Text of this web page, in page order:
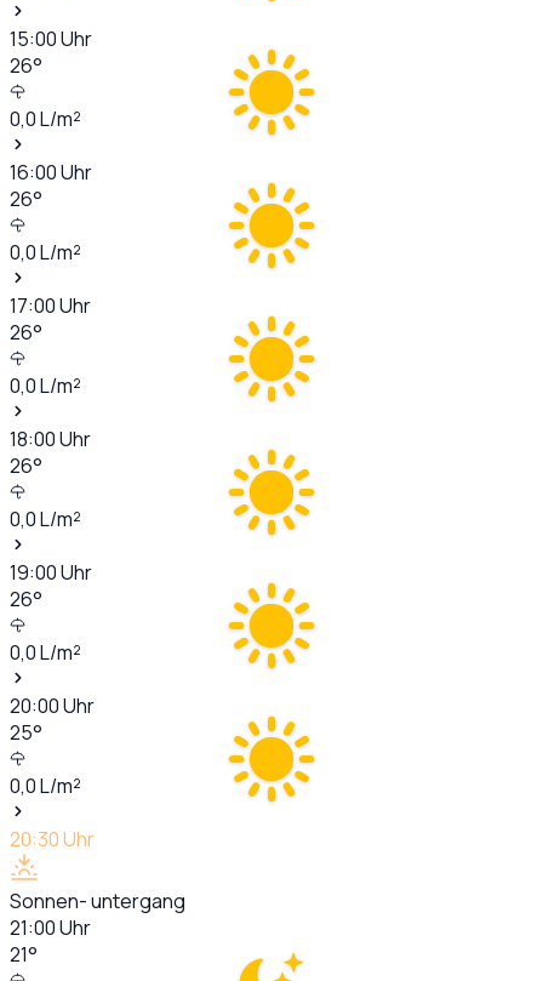
15:00Uhr
26°
0,0L/m²
16:00Uhr
26°
0,0L/m²
17:00Uhr
26°
0,0L/m²
18:00Uhr
26°
0,0L/m²
19:00Uhr
26°
0,0L/m²
20:00Uhr
25°
0,0L/m²
20:30Uhr
Sonnen- untergang
21:00Uhr
21°